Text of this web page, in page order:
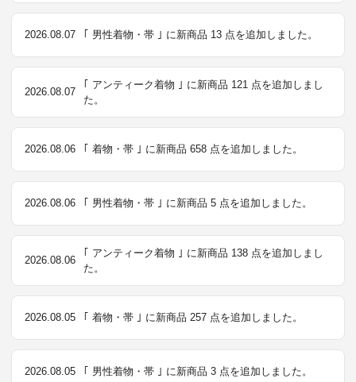
2026.08.07 ｢ 男性着物・帯 ｣ に新商品 13 点を追加しました。
2026.08.07
｢ アンティーク着物 ｣ に新商品 121 点を追加しまし
た。
2026.08.06 ｢ 着物・帯 ｣ に新商品 658 点を追加しました。
2026.08.06 ｢ 男性着物・帯 ｣ に新商品 5 点を追加しました。
2026.08.06
｢ アンティーク着物 ｣ に新商品 138 点を追加しまし
た。
2026.08.05 ｢ 着物・帯 ｣ に新商品 257 点を追加しました。
2026.08.05 ｢ 男性着物・帯 ｣ に新商品 3 点を追加しました。